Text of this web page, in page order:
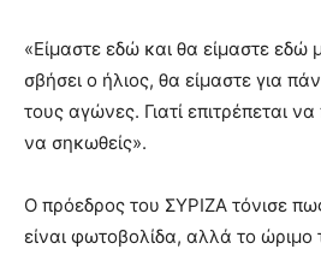
«Είμαστε εδώ και θα είμαστε εδώ
σβήσει ο ήλιος, θα είμαστε για
τους αγώνες. Γιατί επιτρέπεται να
να σηκωθείς».
Ο πρόεδρος του ΣΥΡΙΖΑ τόνισε
είναι φωτοβολίδα, αλλά το